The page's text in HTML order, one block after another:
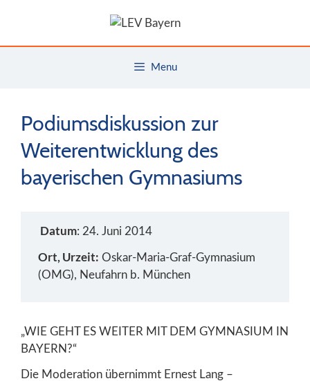
Menu
Podiumsdiskussion zur
Weiterentwicklung des
bayerischen Gymnasiums
Datum: 24. Juni 2014
Ort, Urzeit: Oskar-Maria-Graf-Gymnasium
(OMG), Neufahrn b. München
„WIE GEHT ES WEITER MIT DEM GYMNASIUM IN
BAYERN?“
Die Moderation übernimmt Ernest Lang –